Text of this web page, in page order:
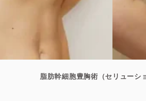
脂肪幹細胞豊胸術（セリューシ